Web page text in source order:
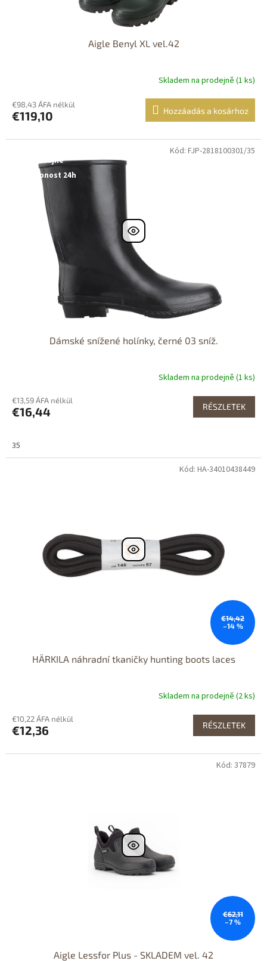
Aigle Benyl XL vel.42
Skladem na prodejně (1 ks)
€98,43 ÁFA nélkül
€119,10 Hozzáadás a kosárhoz
prodejně
Dostupnost 24h
Dámské snížené holínky, černé 03 sníž.
Skladem na prodejně (1 ks)
€13,59 ÁFA nélkül
€16,44 RÉSZLETEK
35
Kód: FJP-2818100301/35
€14,42
–14 %
HÄRKILA náhradní tkaničky hunting boots laces
Skladem na prodejně (2 ks)
€10,22 ÁFA nélkül
€12,36 RÉSZLETEK
Kód: HA-34010438449
€62,11
–7 %
Aigle Lessfor Plus - SKLADEM vel. 42
Kód: 37879